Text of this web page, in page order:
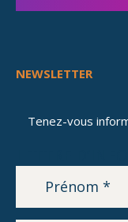
NEWSLETTER
Tenez-vous